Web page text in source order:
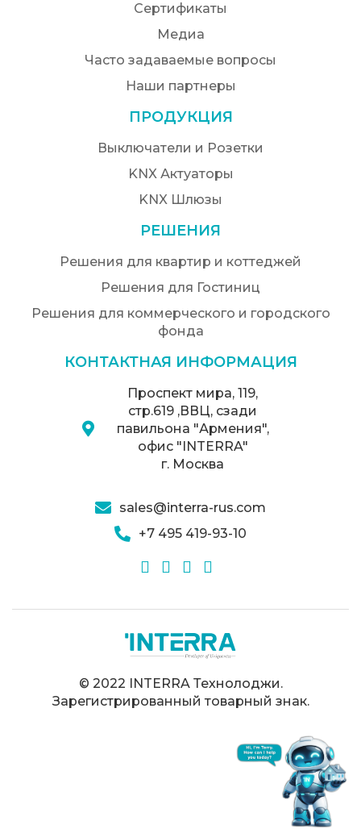
Сертификаты
Медиа
Часто задаваемые вопросы
Наши партнеры
ПРОДУКЦИЯ
Выключатели и Розетки
KNX Актуаторы
KNX Шлюзы
РЕШЕНИЯ
Решения для квартир и коттеджей
Решения для Гостиниц
Решения для коммерческого и городского
фонда
КОНТАКТНАЯ ИНФОРМАЦИЯ
Проспект мира, 119,
стр.619 ,ВВЦ, сзади
павильона "Армения",
офис "INTERRA"
г. Москва
sales@interra-rus.com
+7 495 419-93-10
© 2022 INTERRA Технолоджи.
Зарегистрированный товарный знак.